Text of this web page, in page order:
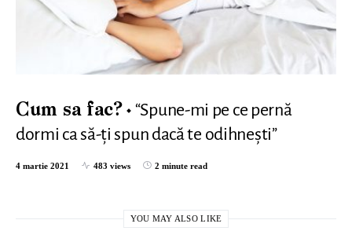
Cum sa fac?
“Spune-mi pe ce pernă
dormi ca să-ți spun dacă te odihnești”
4 martie 2021 483 views 2 minute read
YOU MAY ALSO LIKE